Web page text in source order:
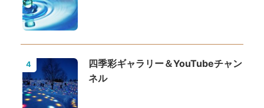
4
四季彩ギャラリー＆YouTubeチャン
ネル